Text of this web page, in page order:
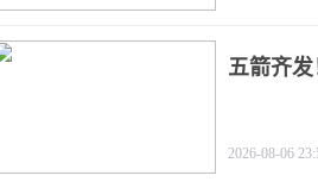
五箭齐
2026-08-06